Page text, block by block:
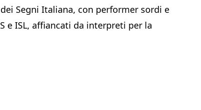
Segni Italiana, con performer sordi e
e ISL, affiancati da interpreti per la